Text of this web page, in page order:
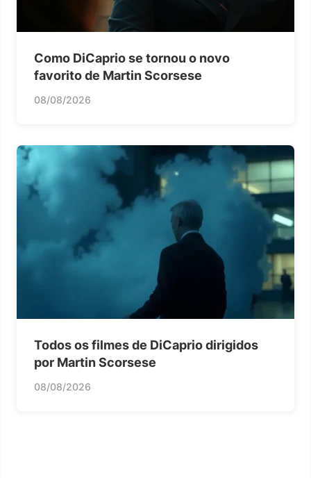
Como DiCaprio se tornou o novo
favorito de Martin Scorsese
08/08/2026
Todos os filmes de DiCaprio dirigidos
por Martin Scorsese
08/08/2026